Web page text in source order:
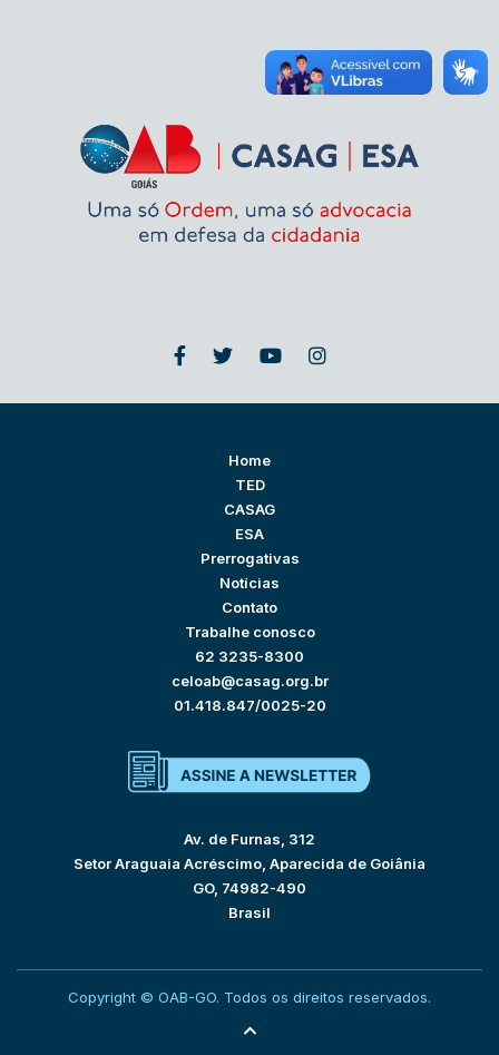
Home
TED
CASAG
ESA
Prerrogativas
Notícias
Contato
Trabalhe conosco
62 3235-8300
celoab@casag.org.br
01.418.847/0025-20
Av. de Furnas, 312
Setor Araguaia Acréscimo, Aparecida de Goiânia
GO, 74982-490
Brasil
Copyright © OAB-GO. Todos os direitos reservados.